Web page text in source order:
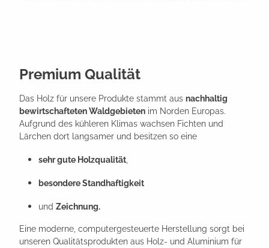
Premium Qualität
Das Holz für unsere Produkte stammt aus nachhaltig
bewirtschafteten Waldgebieten im Norden Europas.
Aufgrund des kühleren Klimas wachsen Fichten und
Lärchen dort langsamer und besitzen so eine
sehr gute Holzqualität
besondere Standhaftigkeit
und Zeichnung.
Eine moderne, computergesteuerte Herstellung sorgt bei
unseren Qualitätsprodukten aus Holz- und Aluminium für